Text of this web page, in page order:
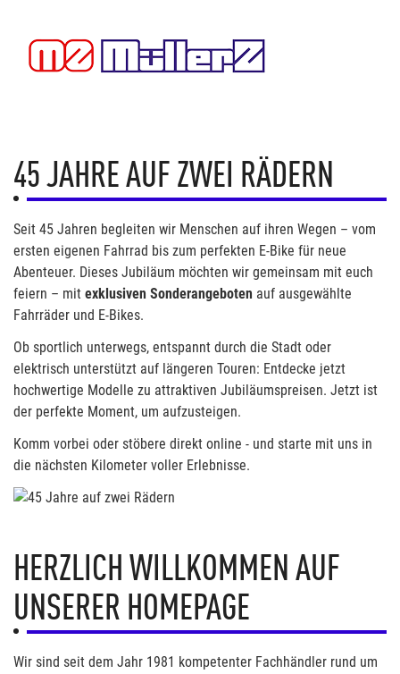
45 JAHRE AUF ZWEI RÄDERN
Seit 45 Jahren begleiten wir Menschen auf ihren Wegen – vom
ersten eigenen Fahrrad bis zum perfekten E-Bike für neue
Abenteuer. Dieses Jubiläum möchten wir gemeinsam mit euch
feiern – mit exklusiven Sonderangeboten auf ausgewählte
Fahrräder und E-Bikes.
Ob sportlich unterwegs, entspannt durch die Stadt oder
elektrisch unterstützt auf längeren Touren: Entdecke jetzt
hochwertige Modelle zu attraktiven Jubiläumspreisen. Jetzt ist
der perfekte Moment, um aufzusteigen.
Komm vorbei oder stöbere direkt online - und starte mit uns in
die nächsten Kilometer voller Erlebnisse.
HERZLICH WILLKOMMEN AUF
UNSERER HOMEPAGE
Wir sind seit dem Jahr 1981 kompetenter Fachhändler rund um